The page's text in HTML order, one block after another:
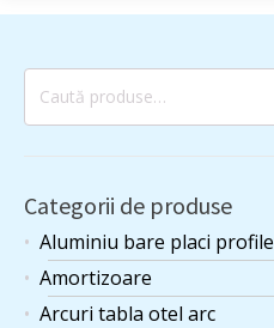
Caută
Categorii de produse
Aluminiu bare placi profile
Amortizoare
Arcuri tabla otel arc